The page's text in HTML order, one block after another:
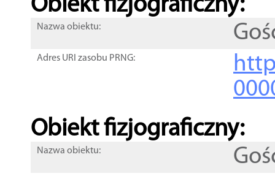
Obiekt fizjograficzny:
Nazwa obiektu:
Adres URI zasobu PRNG:
Obiekt fizjograficzny:
Nazwa obiektu: